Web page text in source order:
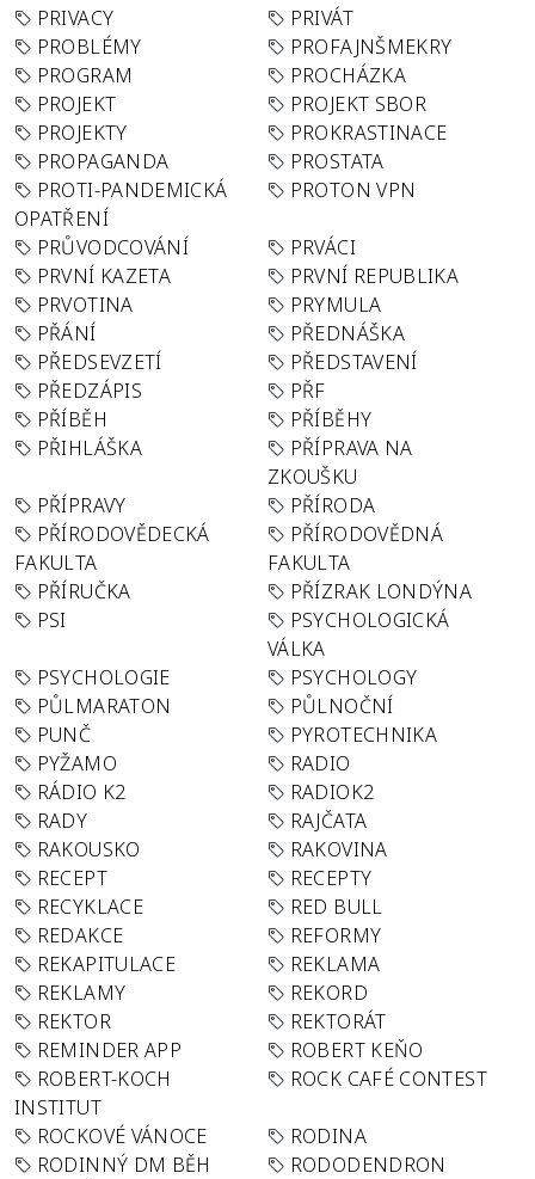
PRIVACY
PRIVÁT
PROBLÉMY
PROFAJNŠMEKRY
PROGRAM
PROCHÁZKA
PROJEKT
PROJEKT SBOR
PROJEKTY
PROKRASTINACE
PROPAGANDA
PROSTATA
PROTI-PANDEMICKÁ
OPATŘENÍ
PROTON VPN
PRŮVODCOVÁNÍ
PRVÁCI
PRVNÍ KAZETA
PRVNÍ REPUBLIKA
PRVOTINA
PRYMULA
PŘÁNÍ
PŘEDNÁŠKA
PŘEDSEVZETÍ
PŘEDSTAVENÍ
PŘEDZÁPIS
PŘF
PŘÍBĚH
PŘÍBĚHY
PŘIHLÁŠKA
PŘÍPRAVA NA
ZKOUŠKU
PŘÍPRAVY
PŘÍRODA
PŘÍRODOVĚDECKÁ
FAKULTA
PŘÍRODOVĚDNÁ
FAKULTA
PŘÍRUČKA
PŘÍZRAK LONDÝNA
PSI
PSYCHOLOGICKÁ
VÁLKA
PSYCHOLOGIE
PSYCHOLOGY
PŮLMARATON
PŮLNOČNÍ
PUNČ
PYROTECHNIKA
PYŽAMO
RADIO
RÁDIO K2
RADIOK2
RADY
RAJČATA
RAKOUSKO
RAKOVINA
RECEPT
RECEPTY
RECYKLACE
RED BULL
REDAKCE
REFORMY
REKAPITULACE
REKLAMA
REKLAMY
REKORD
REKTOR
REKTORÁT
REMINDER APP
ROBERT KEŇO
ROBERT-KOCH
INSTITUT
ROCK CAFÉ CONTEST
ROCKOVÉ VÁNOCE
RODINA
RODINNÝ DM BĚH
RODODENDRON